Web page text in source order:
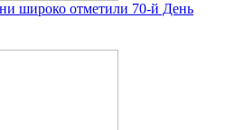
широко отметили 70-й День